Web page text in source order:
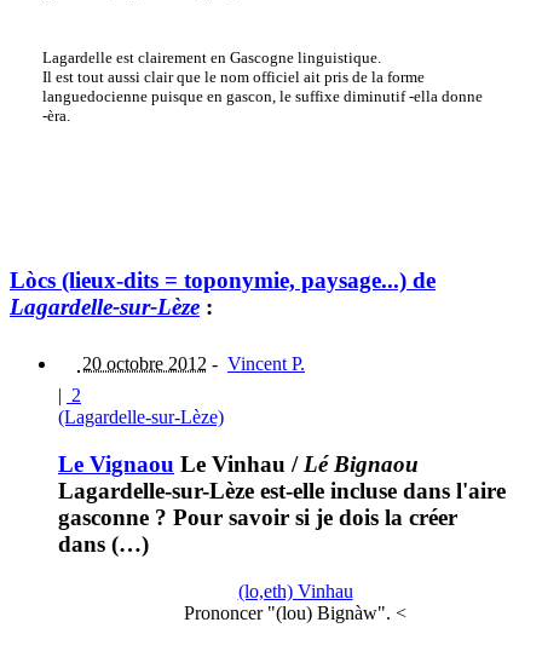
Lagardelle est clairement en Gascogne linguistique.
Il est tout aussi clair que le nom officiel ait pris de la forme
languedocienne puisque en gascon, le suffixe diminutif -ella donne
-èra.
Lòcs (lieux-dits = toponymie, paysage...) de
Lagardelle-sur-Lèze :
20 octobre 2012 - Vincent P.
| 2
(Lagardelle-sur-Lèze)
Le Vignaou Le Vinhau / Lé Bignaou
Lagardelle-sur-Lèze est-elle incluse dans l'aire
gasconne ? Pour savoir si je dois la créer
dans (…)
(lo,eth) Vinhau
Prononcer "(lou) Bignàw". <